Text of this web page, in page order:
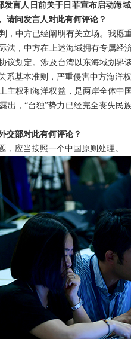
发言人日前关于日菲宣布启动海
请问发言人对此有何评论？
，中方已经阐明有关立场。我
法，中方在上述海域拥有专属
议划定。涉及台湾以东海域划
基本准则，严重侵害中方海洋
主权和海洋权益，是两岸全体
出，“台独”势力已经完全丧失
交部对此有何评论？
，应当按照一个中国原则处理。